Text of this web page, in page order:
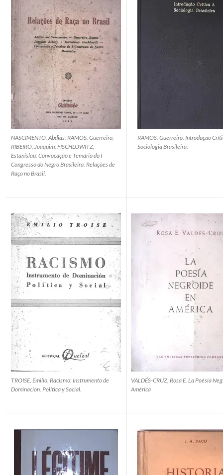
NASCIMENTO, Abdias; RAMOS, Guerreiro;
RIBEIRO, Joaquim; FISCHLOWITZ,
Estanislau; Convocação e Temário do I
Congresso do Negro Brasileiro. Relações de
Raça no Brasil.
RAMOS, Guerreiro. Introdução
Sociologia Brasileira.
TROISE, Emilio. Racismo: Instrumento de
Dominacíon. Política y Social.
VALDÉS-CRUZ, Rosa E. La Poésia
América